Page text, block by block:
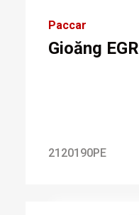
Paccar
Gioăng EGR
2120190PE